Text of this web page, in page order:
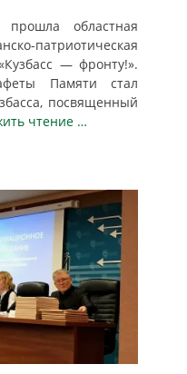
областная
патриотическая
— фронту!».
Памяти стал
посвященный
чтение …